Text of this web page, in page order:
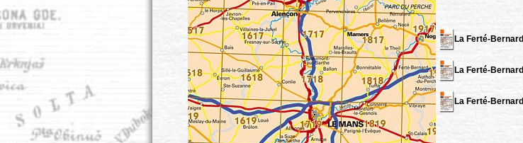
La Ferté-Bernard
La Ferté-Bernard
La Ferté-Bernard